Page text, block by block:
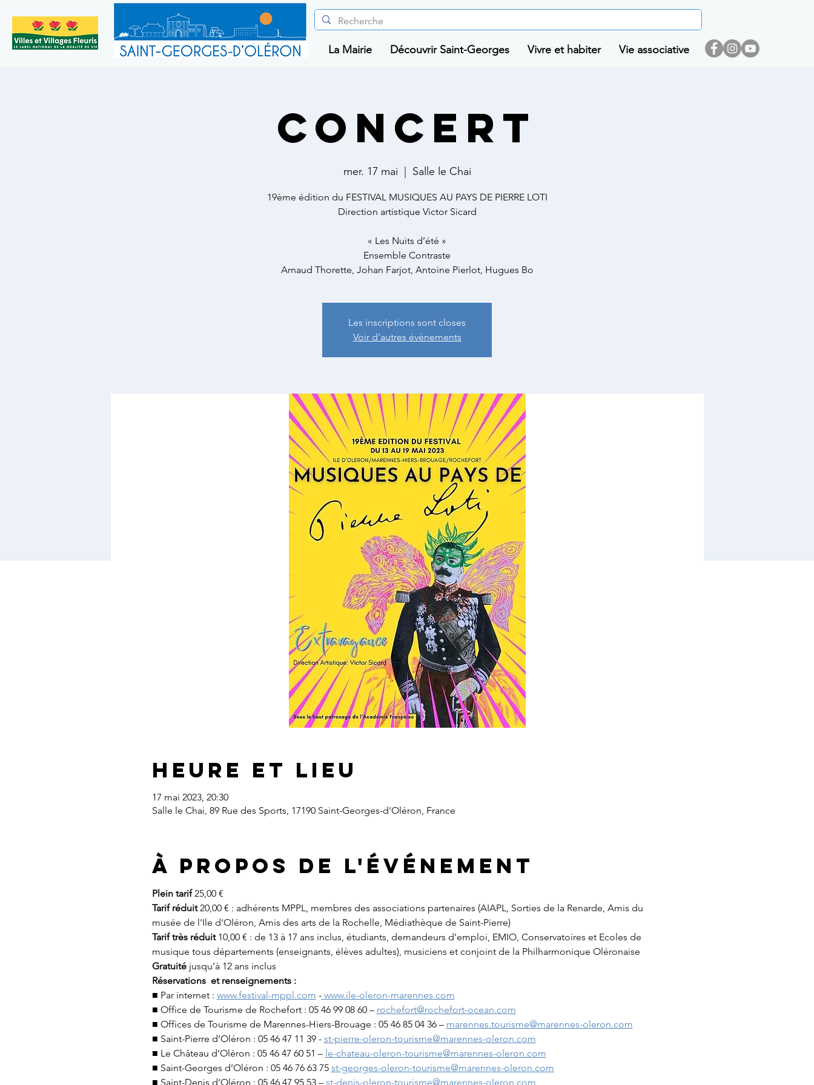
La Mairie Découvrir Saint-Georges Vivre et habiter Vie associative
CONCERT
mer. 17 mai Salle le Chai
19ème édition du FESTIVAL MUSIQUES AU PAYS DE PIERRE LOTI
Direction artistique Victor Sicard
« Les Nuits d’été »
Ensemble Contraste
Arnaud Thorette, Johan Farjot, Antoine Pierlot, Hugues Bo
Les inscriptions sont closes
Voir d'autres événements
Heure et lieu
17 mai 2023, 20:30
Salle le Chai, 89 Rue des Sports, 17190 Saint-Georges-d'Oléron, France
À propos de l'événement
Plein tarif
Tarif réduit 20,00 € : adhérents MPPL, membres des associations partenaires (AIAPL, Sorties de la Renarde, Amis du
musée de l'Ile d'Oléron, Amis des arts de la Rochelle, Médiathèque de Saint-Pierre)
Tarif très réduit 10,00 € : de 13 à 17 ans inclus, étudiants, demandeurs d’emploi, EMIO, Conservatoires et Ecoles de
musique tous départements (enseignants, élèves adultes), musiciens et conjoint de la Philharmonique Oléronaise
Gratuité jusqu’à 12 ans inclus
Réservations  et renseignements :
■ Par internet : www.festival-mppl.com - www.ile-oleron-marennes.com
■ Office de Tourisme de Rochefort : 05 46 99 08 60 – rochefort@rochefort-ocean.com
■ Offices de Tourisme de Marennes-Hiers-Brouage : 05 46 85 04 36 – marennes.tourisme@marennes-oleron.com
■ Saint-Pierre d’Oléron : 05 46 47 11 39 - st-pierre-oleron-tourisme@marennes-oleron.com
■ Le Château d’Oléron : 05 46 47 60 51 – le-chateau-oleron-tourisme@marennes-oleron.com
■ Saint-Georges d’Oléron : 05 46 76 63 75 st-georges-oleron-tourisme@marennes-oleron.com
■ Saint-Denis d’Oléron : 05 46 47 95 53 – st-denis-oleron-tourisme@marennes-oleron.com